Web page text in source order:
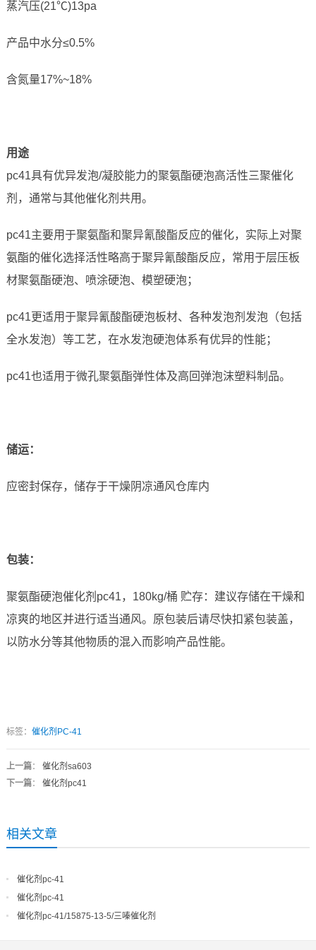
蒸汽压(21℃)13pa
产品中水分≤0.5%
含氮量17%~18%
用途
pc41具有优异发泡/凝胶能力的聚氨酯硬泡高活性三聚催化
剂，通常与其他催化剂共用。
pc41主要用于聚氨酯和聚异氰酸酯反应的催化，实际上对聚
氨酯的催化选择活性略高于聚异氰酸酯反应，常用于层压板
材聚氨酯硬泡、喷涂硬泡、模塑硬泡；
pc41更适用于聚异氰酸酯硬泡板材、各种发泡剂发泡（包括
全水发泡）等工艺，在水发泡硬泡体系有优异的性能；
pc41也适用于微孔聚氨酯弹性体及高回弹泡沫塑料制品。
储运：
应密封保存，储存于干燥阴凉通风仓库内
包装：
聚氨酯硬泡催化剂pc41，180kg/桶 贮存：建议存储在干燥和
凉爽的地区并进行适当通风。原包装后请尽快扣紧包装盖，
以防水分等其他物质的混入而影响产品性能。
标签： 催化剂PC-41
上一篇： 催化剂sa603
下一篇： 催化剂pc41
相关文章
催化剂pc-41
催化剂pc-41
催化剂pc-41/15875-13-5/三嗪催化剂